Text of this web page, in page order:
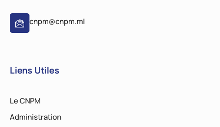
cnpm@cnpm.ml
Liens Utiles
Le CNPM
Administration